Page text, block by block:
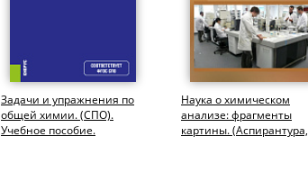
Задачи и упражнения по
общей химии. (СПО).
Учебное пособие.
Наука о химическом
анализе: фрагменты
картины. (Аспирантура,